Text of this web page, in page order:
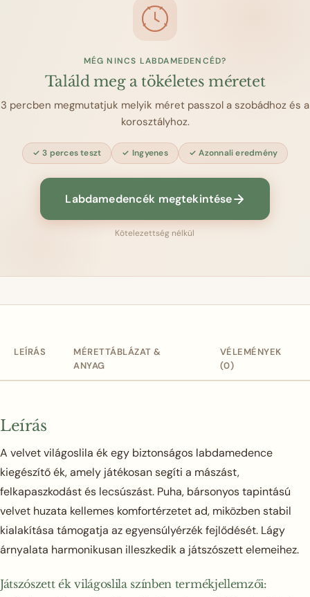
MÉG NINCS LABDAMEDENCÉD?
Találd meg a tökéletes méretet
3 percben megmutatjuk melyik méret passzol a szobádhoz és a
korosztályhoz.
3 perces teszt Ingyenes Azonnali eredmény
Labdamedencék megtekintése
Kötelezettség nélkül
LEÍRÁS
MÉRETTÁBLÁZAT &
ANYAG
VÉLEMÉNYEK
(0)
Leírás
A velvet világoslila ék egy biztonságos labdamedence
kiegészítő ék, amely játékosan segíti a mászást,
felkapaszkodást és lecsúszást. Puha, bársonyos tapintású
velvet huzata kellemes komfortérzetet ad, miközben stabil
kialakítása támogatja az egyensúlyérzék fejlődését. Lágy
árnyalata harmonikusan illeszkedik a játszószett elemeihez.
Játszószett ék világoslila színben termékjellemzői: